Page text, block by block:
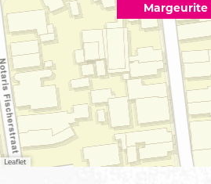
Margeurite
Leaflet